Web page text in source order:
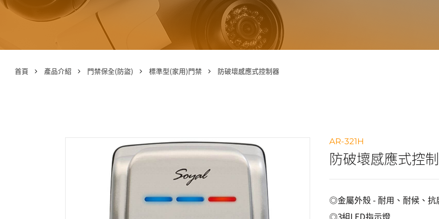
首頁 產品介紹 門禁保全(防盜) 標準型(家用)門禁 防破壞感應式控制器
AR-321H
防破壞感應式控
◎金屬外殼 - 耐用、耐候、抗
◎3組LED指示燈